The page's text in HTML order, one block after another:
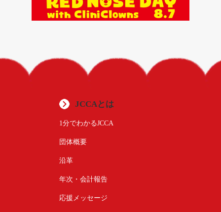
JCCAとは
1分でわかるJCCA
団体概要
沿革
年次・会計報告
応援メッセージ